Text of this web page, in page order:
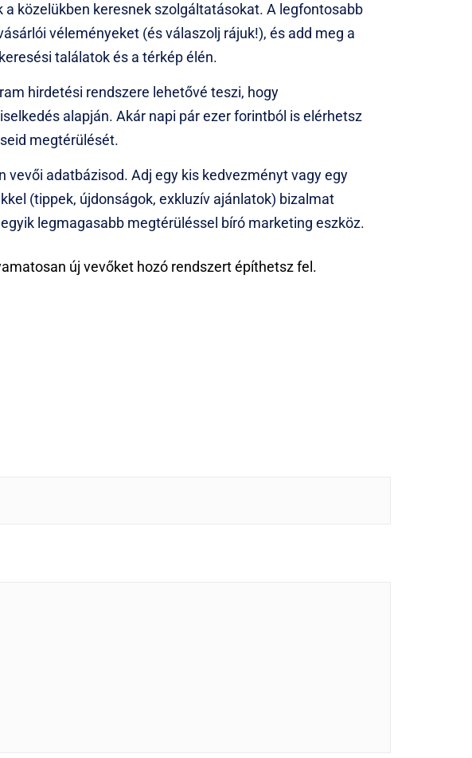
a közelükben keresnek szolgáltatásokat. A legfontosabb
véleményeket (és válaszolj rájuk!), és add meg a
találatok és a térkép élén.
hirdetési rendszere lehetővé teszi, hogy
alapján. Akár napi pár ezer forintból is elérhetsz
megtérülését.
vevői adatbázisod. Adj egy kis kedvezményt vagy egy
(tippek, újdonságok, exkluzív ajánlatok) bizalmat
legmagasabb megtérüléssel bíró marketing eszköz.
új vevőket hozó rendszert építhetsz fel.